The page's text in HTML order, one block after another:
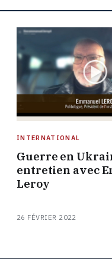
INTERNATIONAL
Guerre en
entretien avec
Leroy
26 FÉVRIER 2022